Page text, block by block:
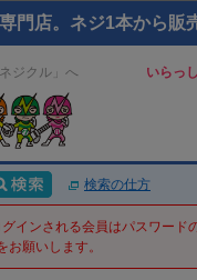
門店。ネジ1本から販
ジクル」へ いらっ
検索の仕方
インされる会員はパスワード
願いします。